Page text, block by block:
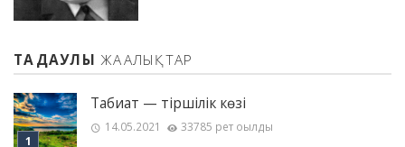
ТАҢДАУЛЫ ЖАҢАЛЫҚТАР
Табиғат — тіршілік көзі
14.05.2021 33785 рет оқылды